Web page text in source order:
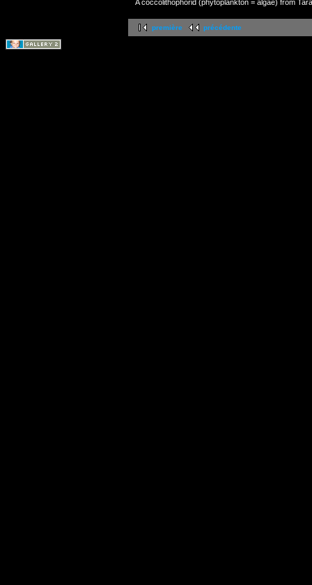
A coccolithophorid (phytoplankton = algae) from
première précédente